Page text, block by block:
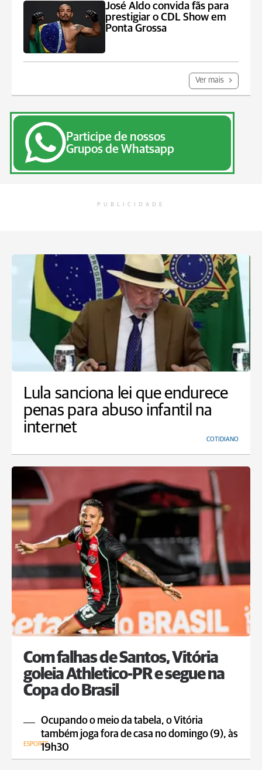
José Aldo convida fãs para
prestigiar o CDL Show em
Ponta Grossa
Ver mais
Participe de nossos
Grupos de Whatsapp
PUBLICIDADE
Lula sanciona lei que endurece
penas para abuso infantil na
internet
COTIDIANO
Com falhas de Santos, Vitória
goleia Athletico-PR e segue na
Copa do Brasil
Ocupando o meio da tabela, o Vitória
também joga fora de casa no domingo (9), às
19h30
ESPORTE